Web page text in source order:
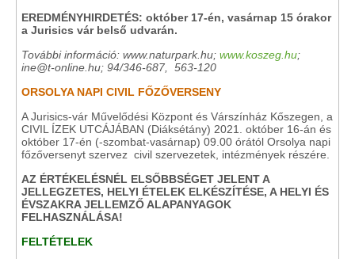
EREDMÉNYHIRDETÉS: október 17-én, vasárnap 15 órakor
a Jurisics vár belső udvarán.
További információ: www.naturpark.hu; www.koszeg.hu;
ine@t-online.hu; 94/346-687, 563-120
ORSOLYA NAPI CIVIL FŐZŐVERSENY
A Jurisics-vár Művelődési Központ és Várszínház Kőszegen, a
CIVIL ÍZEK UTCÁJÁBAN (Diáksétány) 2021. október 16-án és
október 17-én (-szombat-vasárnap) 09.00 órától Orsolya napi
főzőversenyt szervez civil szervezetek, intézmények részére.
AZ ÉRTÉKELÉSNÉL ELSŐBBSÉGET JELENT A
JELLEGZETES, HELYI ÉTELEK ELKÉSZÍTÉSE, A HELYI ÉS
ÉVSZAKRA JELLEMZŐ ALAPANYAGOK
FELHASZNÁLÁSA!
FELTÉTELEK